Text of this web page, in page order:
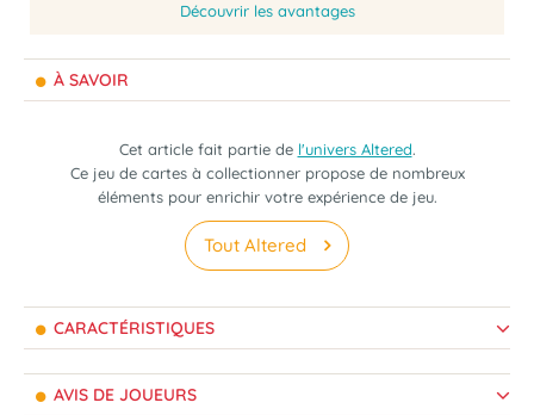
Découvrir les avantages
À SAVOIR
Cet article fait partie de l'univers Altered.
Ce jeu de cartes à collectionner propose de nombreux
éléments pour enrichir votre expérience de jeu.
Tout Altered
CARACTÉRISTIQUES
AVIS DE JOUEURS